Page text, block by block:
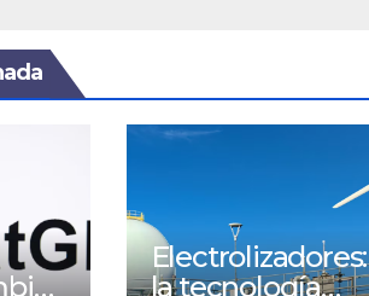
Electrolizadores:
la tecnología